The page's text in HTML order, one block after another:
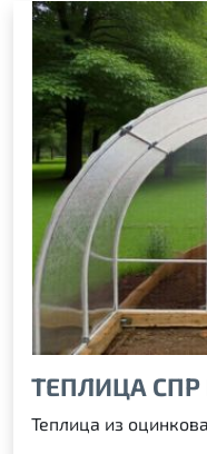
ТЕПЛИЦА СПР
Теплица из